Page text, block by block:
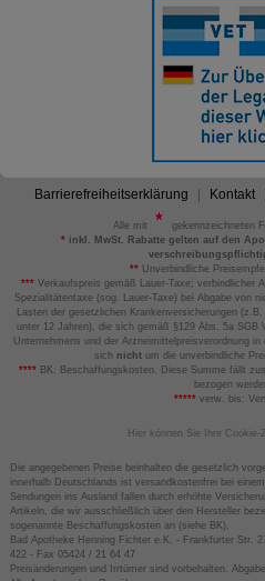
Barrierefreiheitserklärung Kontakt
Alle mit
gekennzeichneten
*inkl. MwSt. Rabatte gelten auf den
** Unverbindliche
*** Verkaufspreis gemäß Lauer-Taxe; verbindlicher
Spezialitätentaxe (sog. Lauer-Taxe) bei Abgabe von
Lasten der gesetzlichen Krankenversicherungen
unter 12 Jahren), die sich gemäß §129 Abs. 5a SGB
Unternehmens und der Arzneimittelpreisverordnung
sich nicht um die unverbindliche
****BK: Beschaffungskosten. Diese Summe fällt
bezogen
*****verw. bis:
Hier können Sie Ihre Cookie-
Die angegebenen Preise beinhalten die gesetzlich
innerhalb Deutschlands ist versandkostenfrei bei
Sendungen ins Ausland fallen durch erhöhte
Artikeln, die wir ausschließlich über den Hersteller
sogenannte Beschaffungskosten an (siehe BK).
Bad Apotheke Henning Fichter e.K. - Frankfurter Str.
422 - Fax 05424 / 21 64 47
Preisänderungen und Irrtümer sind vorbehalten.